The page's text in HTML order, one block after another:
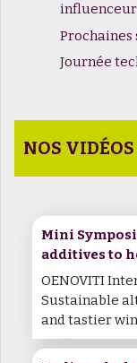
Prochaines
Journée
NOS
Mini
additives to
OENOVITI
Sustainable
and tastier